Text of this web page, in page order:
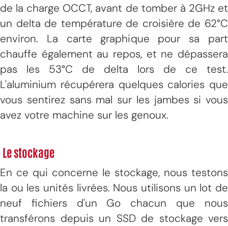
de la charge OCCT, avant de tomber à 2GHz et
un delta de température de croisière de 62°C
environ. La carte graphique pour sa part
chauffe également au repos, et ne dépassera
pas les 53°C de delta lors de ce test.
L'aluminium récupérera quelques calories que
vous sentirez sans mal sur les jambes si vous
avez votre machine sur les genoux.
Le stockage
En ce qui concerne le stockage, nous testons
la ou les unités livrées. Nous utilisons un lot de
neuf fichiers d'un Go chacun que nous
transférons depuis un SSD de stockage vers